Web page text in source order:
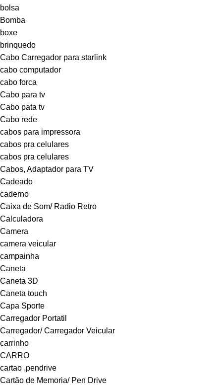
bolsa
Bomba
boxe
brinquedo
Cabo Carregador para starlink
cabo computador
cabo forca
Cabo para tv
Cabo pata tv
Cabo rede
cabos para impressora
cabos pra celulares
cabos pra celulares
Cabos, Adaptador para TV
Cadeado
caderno
Caixa de Som/ Radio Retro
Calculadora
Camera
camera veicular
campainha
Caneta
Caneta 3D
Caneta touch
Capa Sporte
Carregador Portatil
Carregador/ Carregador Veicular
carrinho
CARRO
cartao ,pendrive
Cartão de Memoria/ Pen Drive